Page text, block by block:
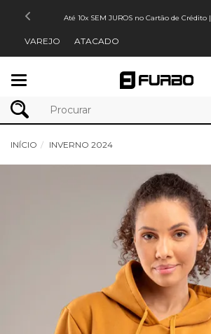
Até 10x SEM JUROS no Cartão de Crédito |
VAREJO ATACADO
INÍCIO INVERNO 2024